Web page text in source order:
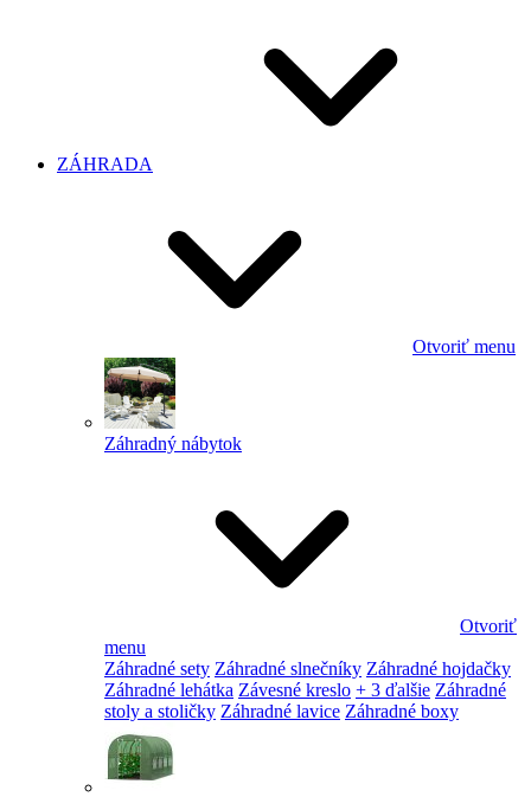
ZÁHRADA
Otvoriť menu
Záhradný nábytok
Otvoriť
menu
Záhradné sety Záhradné slnečníky Záhradné hojdačky
Záhradné lehátka Závesné kreslo + 3 ďalšie Záhradné
stoly a stoličky Záhradné lavice Záhradné boxy